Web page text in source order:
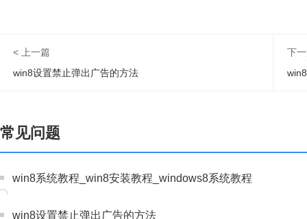
< 上一篇
win8设置禁止弹出广告的方法
下
常见问题
win8系统教程_win8安装教程_windows8系统教程
win8设置禁止弹出广告的方法